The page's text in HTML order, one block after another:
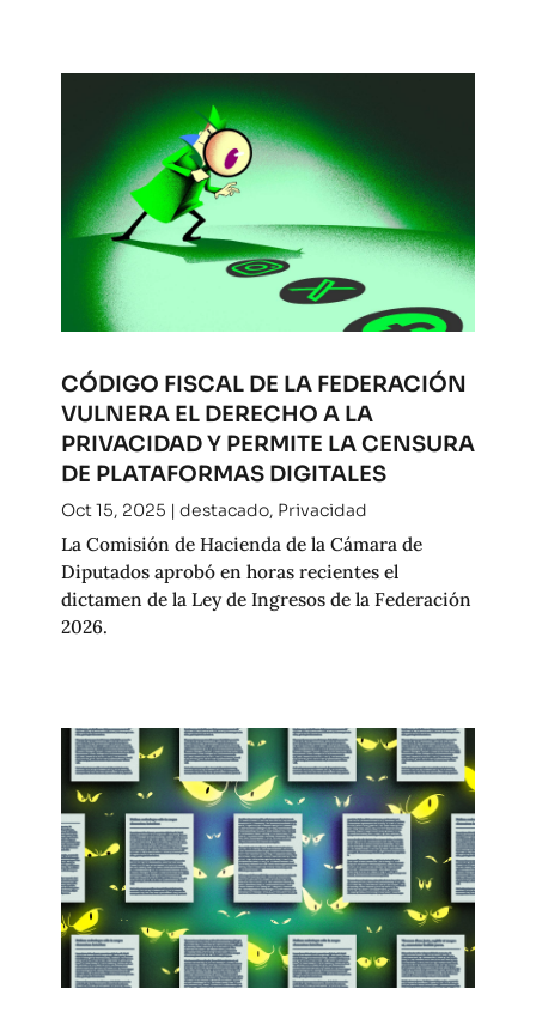
CÓDIGO FISCAL DE LA FEDERACIÓN
VULNERA EL DERECHO A LA
PRIVACIDAD Y PERMITE LA CENSURA
DE PLATAFORMAS DIGITALES
Oct 15, 2025 | destacado, Privacidad
La Comisión de Hacienda de la Cámara de
Diputados aprobó en horas recientes el
dictamen de la Ley de Ingresos de la Federación
2026.